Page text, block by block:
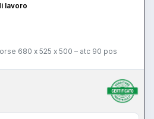
lavoro
680 x 525 x 500 – atc 90 pos